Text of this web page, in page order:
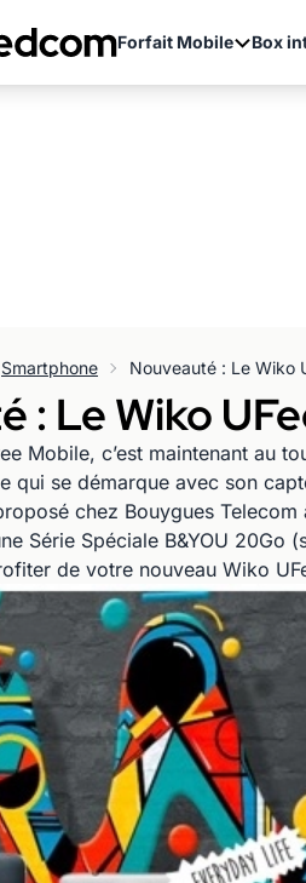
Forfait Mobile Box
Smartphone
: Le Wiko
Mobile, c’est maintenant au
qui se démarque avec son
chez Bouygues
Série Spéciale B&YOU
de votre nouveau Wiko